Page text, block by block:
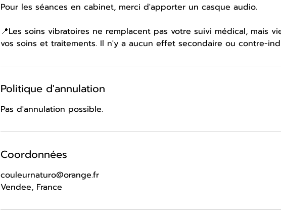
Pour les séances en cabinet, merci d'apporter un casque audio.
📍Les soins vibratoires ne remplacent pas votre suivi médical, mais
vos soins et traitements. Il n'y a aucun effet secondaire ou contre-
Politique d'annulation
Pas d'annulation possible.
Coordonnées
couleurnaturo@orange.fr
Vendee, France